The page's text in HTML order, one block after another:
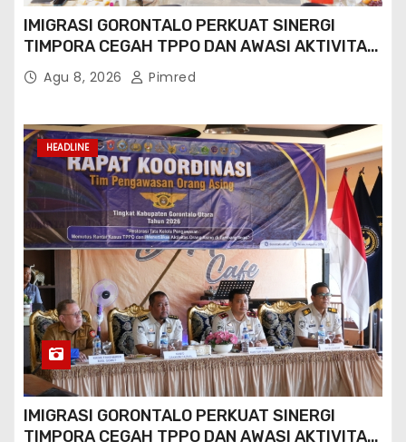
IMIGRASI GORONTALO PERKUAT SINERGI
TIMPORA CEGAH TPPO DAN AWASI AKTIVITAS
ORANG ASING DI GORONTALO UTARA
Agu 8, 2026 Pimred
HEADLINE
IMIGRASI GORONTALO PERKUAT SINERGI
TIMPORA CEGAH TPPO DAN AWASI AKTIVITAS